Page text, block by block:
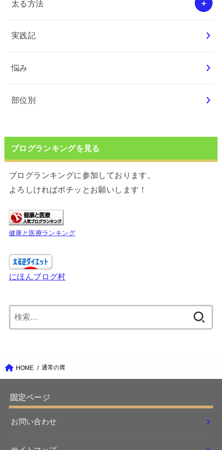
太る方法
実践記
悩み
部位別
ブログランキングを見る
ブログランキングに参加しております。
よろしければポチッとお願いします！
健康と医療ランキング
にほんブログ村
索:
HOME 通常の胃
固定ページ
お問い合わせ